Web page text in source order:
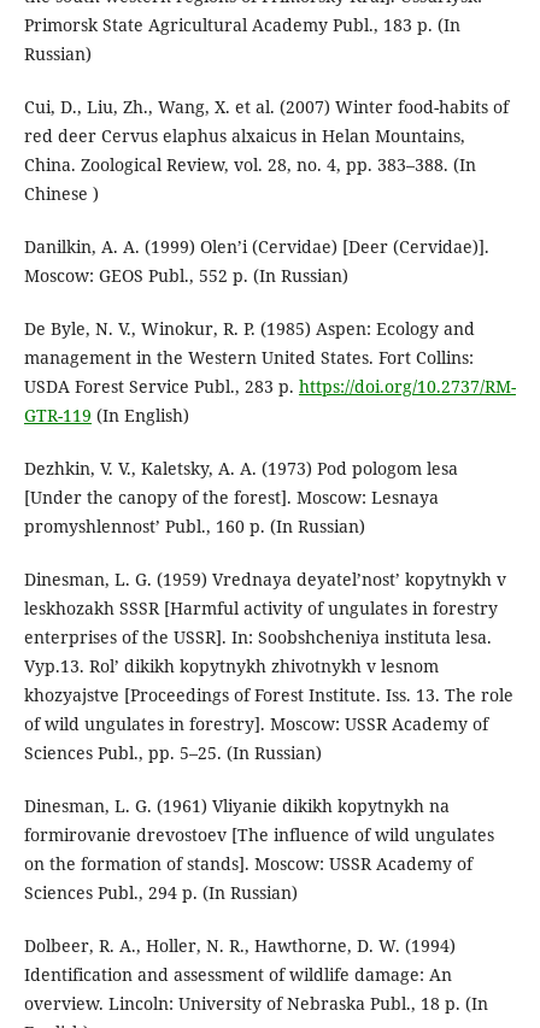
Primorsk State Agricultural Academy Publ., 183 p. (In
Russian)
Cui, D., Liu, Zh., Wang, X. et al. (2007) Winter food-habits of
red deer Cervus elaphus alxaicus in Helan Mountains,
China. Zoological Review, vol. 28, no. 4, pp. 383–388. (In
Chinese )
Danilkin, A. A. (1999) Olen’i (Cervidae) [Deer (Cervidae)].
Moscow: GEOS Publ., 552 p. (In Russian)
De Byle, N. V., Winokur, R. P. (1985) Aspen: Ecology and
management in the Western United States. Fort Collins:
USDA Forest Service Publ., 283 p. https://doi.org/10.2737/RM-
GTR-119 (In English)
Dezhkin, V. V., Kaletsky, A. A. (1973) Pod pologom lesa
[Under the canopy of the forest]. Moscow: Lesnaya
promyshlennost’ Publ., 160 p. (In Russian)
Dinesman, L. G. (1959) Vrednaya deyatel’nost’ kopytnykh v
leskhozakh SSSR [Harmful activity of ungulates in forestry
enterprises of the USSR]. In: Soobshcheniya instituta lesa.
Vyp.13. Rol’ dikikh kopytnykh zhivotnykh v lesnom
khozyajstve [Proceedings of Forest Institute. Iss. 13. The role
of wild ungulates in forestry]. Moscow: USSR Academy of
Sciences Publ., pp. 5–25. (In Russian)
Dinesman, L. G. (1961) Vliyanie dikikh kopytnykh na
formirovanie drevostoev [The influence of wild ungulates
on the formation of stands]. Moscow: USSR Academy of
Sciences Publ., 294 p. (In Russian)
Dolbeer, R. A., Holler, N. R., Hawthorne, D. W. (1994)
Identification and assessment of wildlife damage: An
overview. Lincoln: University of Nebraska Publ., 18 p. (In